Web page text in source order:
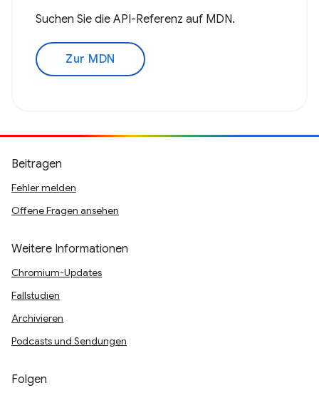
Suchen Sie die API-Referenz auf MDN.
Zur MDN
Beitragen
Fehler melden
Offene Fragen ansehen
Weitere Informationen
Chromium-Updates
Fallstudien
Archivieren
Podcasts und Sendungen
Folgen